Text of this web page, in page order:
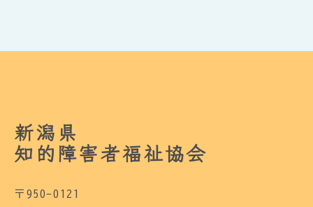
新潟県
知的障害者福祉協会
〒950-0121